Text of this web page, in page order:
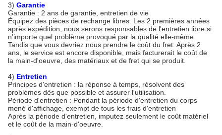
3) Garantie
Garantie : 2 ans de garantie, entretien de vie
Équipez des pièces de rechange libres. Les 2 premières années
après expédition, nous serons responsables de l'entretien libre si
n'importe quel problème provoqué par la qualité elle-même.
Tandis que vous devriez nous prendre le coût du fret. Après 2
ans, le service est encore disponible, mais facturerait le coût de
la main-d'oeuvre, des matériaux et de fret qui se produit.
4) Entretien
Principes d'entretien : la réponse à temps, résolvent des
problèmes dès que possible et assurer l'utilisation.
Période d'entretien : Pendant la période d'entretien du corps
mené d'affichage, exempt de tous les frais d'entretien
Après la période d'entretien, imputez seulement le coût matériel
et le coût de la main-d'oeuvre.